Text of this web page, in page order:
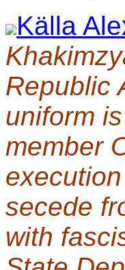
Källa
Republic
uniform
member
secede
with